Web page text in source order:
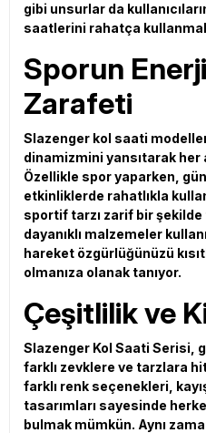
gibi unsurlar da
saatlerini rahatça
Sporun
Zarafeti
Slazenger kol saati
dinamizmini yansıtarak her
Özellikle spor yaparken,
etkinliklerde rahatlıkla
sportif tarzı zarif bir şekilde
dayanıklı malzemeler
hareket özgürlüğünüzü
olmanıza olanak tanıyor.
Çeşitlilik ve
Slazenger Kol Saati Serisi,
farklı zevklere ve tarzlara
farklı renk seçenekleri,
tasarımları sayesinde
bulmak mümkün. Aynı